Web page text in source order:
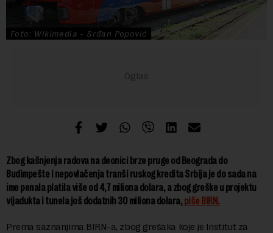
Foto: Wikimedia - Srđan Popović
Zbog kašnjenja radova na deonici brze pruge od Beograda do
Budimpešte i nepovlačenja tranši ruskog kredita Srbija je do sada na
ime penala platila više od 4,7 miliona dolara, a zbog greške u projektu
vijadukta i tunela još dodatnih 30 miliona dolara, piše BIRN.
Prema saznanjima BIRN-a, zbog grešaka koje je Institut za